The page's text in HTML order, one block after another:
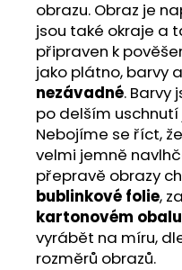
obrazu. Obraz je
jsou také okraje a
připraven k
jako plátno, barvy
nezávadné. Barvy
po delším uschnutí
Nebojíme se říct,
velmi jemně
přepravě obrazy
bublinkové folie,
kartonovém obalu
vyrábět na míru,
rozměrů obrazů.